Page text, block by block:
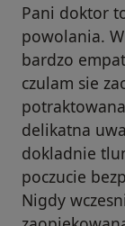
Pani doktor
powolania.
bardzo
czulam sie
delikatna
dokladnie
poczucie
Nigdy